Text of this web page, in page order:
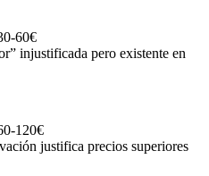
60€
injustificada pero existente en
120€
justifica precios superiores